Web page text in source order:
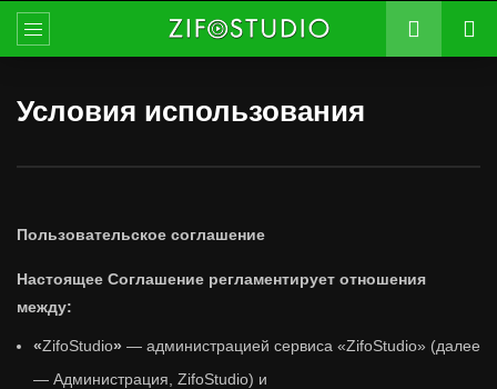
Условия использования
Пользовательское соглашение
Настоящее Соглашение регламентирует отношения
между:
«ZifoStudio» — администрацией сервиса «ZifoStudio» (далее
— Администрация, ZifoStudio) и